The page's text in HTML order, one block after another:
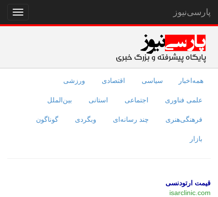
نمایش
منو
پارسی‌نیوز
همه‌اخبار سیاسی اقتصادی ورزشی
علمی فناوری اجتماعی استانی بین‌الملل
فرهنگی‌هنری چند رسانه‌ای وبگردی گوناگون
بازار
قیمت ارتودنسی
isarclinic.com